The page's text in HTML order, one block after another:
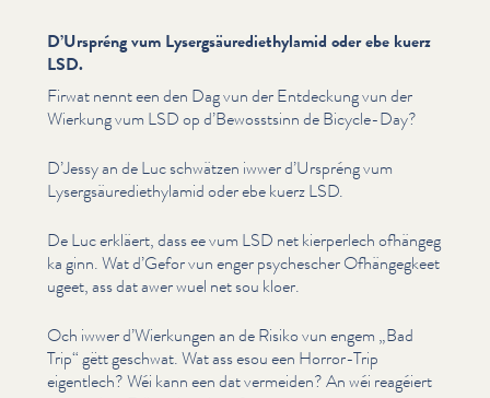
D’Urspréng vum Lysergsäurediethylamid oder ebe kuerz
LSD.
Firwat nennt een den Dag vun der Entdeckung vun der
Wierkung vum LSD op d’Bewosstsinn de Bicycle-Day?
D’Jessy an de Luc schwätzen iwwer d’Urspréng vum
Lysergsäuredi­ethy­lamid oder ebe kuerz LSD.
De Luc erkläert, dass ee vum LSD net kierperlech ofhängeg
ka ginn. Wat d’Gefor vun enger psychescher Ofhängeg­keet
ugeet, ass dat awer wuel net sou kloer.
Och iwwer d’Wierkungen an de Risiko vun engem „Bad
Trip“ gëtt geschwat. Wat ass esou een Horror-Trip
eigentlech? Wéi kann een dat vermeiden? An wéi reagéiert